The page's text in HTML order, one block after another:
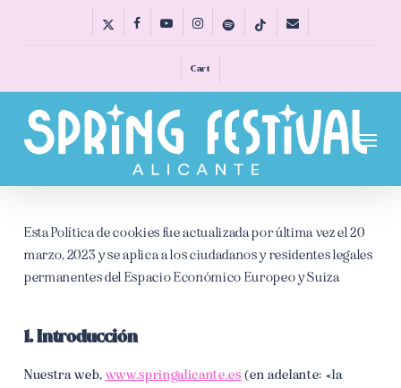
x-
facebookyoutubeinstagramspotify tiktok email
Cart
Menu
Esta Política de cookies fue actualizada por última vez el 20
marzo, 2023 y se aplica a los ciudadanos y residentes legales
permanentes del Espacio Económico Europeo y Suiza
1. Introducción
Nuestra web, www.springalicante.es (en adelante: «la